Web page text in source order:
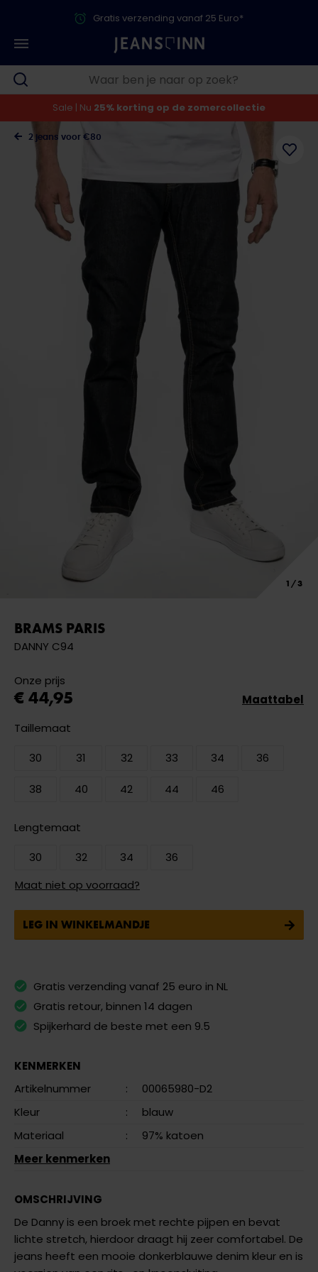
Gratis verzending vanaf 25 Euro*
Sale | Nu 25% korting op de zomercollectie
2 jeans voor €80
BRAMS PARIS
DANNY C94
Onze prijs
€ 44,95
Taillemaat
30
31 32 33 34 36
38 40 42 44 46
Lengtemaat
30
32 34
36
Maat niet op voorraad?
Maattabel
LEG IN WINKELMANDJE
Gratis verzending vanaf 25 euro in NL
Gratis retour, binnen 14 dagen
Spijkerhard de beste met een 9.5
KENMERKEN
Artikelnummer
:
00065980-D2
Kleur
:
blauw
Materiaal
:
97% katoen
Meer kenmerken
OMSCHRIJVING
De Danny is een broek met rechte pijpen en bevat
lichte stretch, hierdoor draagt hij zeer comfortabel. De
jeans heeft een mooie donkerblauwe denim kleur en is